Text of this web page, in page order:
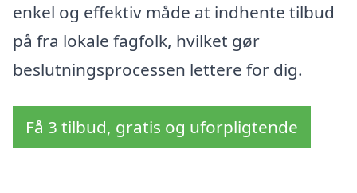
enkel og effektiv måde at indhente tilbud
på fra lokale fagfolk, hvilket gør
beslutningsprocessen lettere for dig.
Få 3 tilbud, gratis og uforpligtende